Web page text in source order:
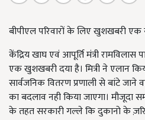
बीपीएल परिवारों के लिए खुशखबरी
केंद्रिय खाघ एवं आपूर्ति मंत्री रामविलास
एक खुशखबरी दया है। मित्री ने एलान
सार्वजनिक वितरण प्रणाली से बांटे
का बदलाव नही किया जाएगा। मौजूदा
के तहत सरकारी गल्ले कि दुकानो के